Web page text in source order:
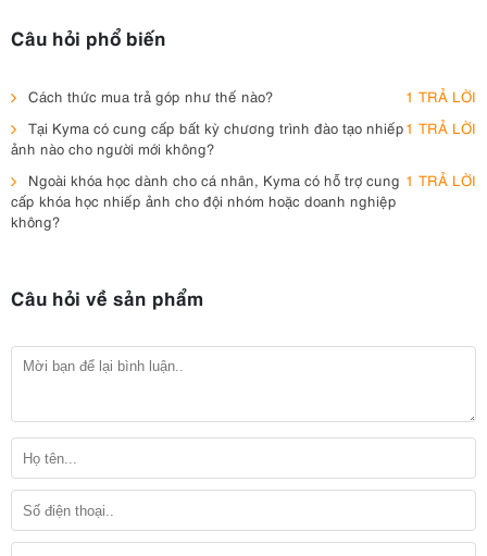
Câu hỏi phổ biến
Cách thức mua trả góp như thế nào?
1 TRẢ LỜI
Tại Kyma có cung cấp bất kỳ chương trình đào tạo nhiếp
ảnh nào cho người mới không?
1 TRẢ LỜI
Ngoài khóa học dành cho cá nhân, Kyma có hỗ trợ cung
cấp khóa học nhiếp ảnh cho đội nhóm hoặc doanh nghiệp
không?
1 TRẢ LỜI
Câu hỏi về sản phẩm